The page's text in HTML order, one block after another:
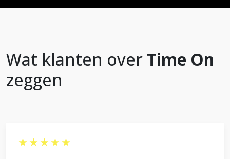
Wat klanten over Time On
zeggen